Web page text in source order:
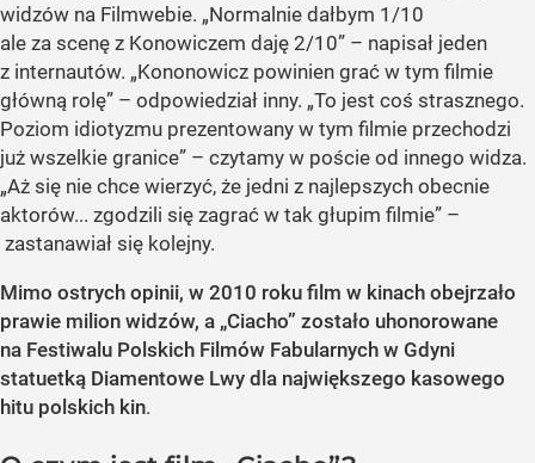
widzów na Filmwebie. „Normalnie dałbym 1/10
ale za scenę z Konowiczem daję 2/10” – napisał jeden
z internautów. „Kononowicz powinien grać w tym filmie
główną rolę” – odpowiedział inny. „To jest coś strasznego.
Poziom idiotyzmu prezentowany w tym filmie przechodzi
już wszelkie granice” – czytamy w poście od innego widza.
„Aż się nie chce wierzyć, że jedni z najlepszych obecnie
aktorów... zgodzili się zagrać w tak głupim filmie” –
zastanawiał się kolejny.
Mimo ostrych opinii, w 2010 roku film w kinach obejrzało
prawie milion widzów, a „Ciacho” zostało uhonorowane
na Festiwalu Polskich Filmów Fabularnych w Gdyni
statuetką Diamentowe Lwy dla największego kasowego
hitu polskich kin.